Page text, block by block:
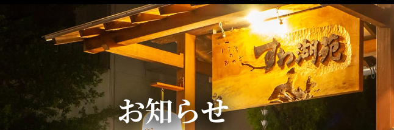
お知らせ